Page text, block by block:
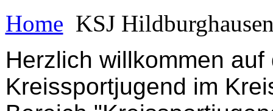
Home KSJ
Herzlich willkommen
Kreissportjugend im